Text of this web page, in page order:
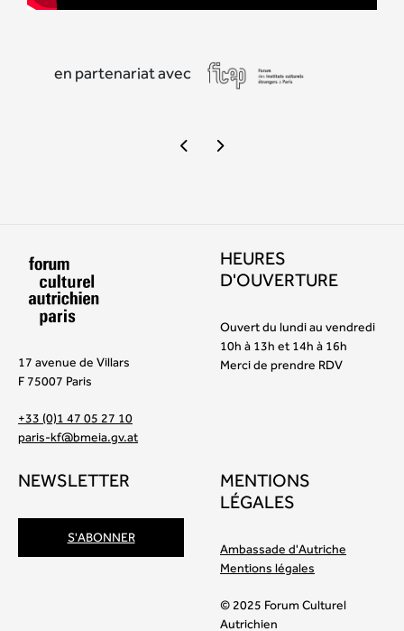
en partenariat avec
17 avenue de Villars
F 75007 Paris
+33 (0)1 47 05 27 10
paris-kf@bmeia.gv.at
HEURES
D'OUVERTURE
Ouvert du lundi au vendredi
10h à 13h et 14h à 16h
Merci de prendre RDV
NEWSLETTER
S'ABONNER
MENTIONS
LÉGALES
Ambassade d'Autriche
Mentions légales
© 2025 Forum Culturel
Autrichien